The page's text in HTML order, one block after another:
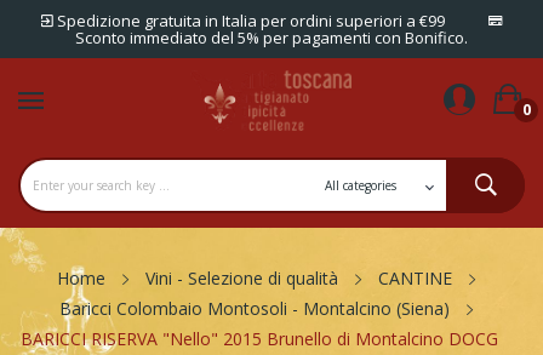
Spedizione gratuita in Italia per ordini superiori a €99
Sconto immediato del 5% per pagamenti con Bonifico.
0
Home Vini - Selezione di qualità
CANTINE
Baricci Colombaio Montosoli - Montalcino (Siena)
BARICCI RISERVA "Nello" 2015 Brunello di Montalcino DOCG